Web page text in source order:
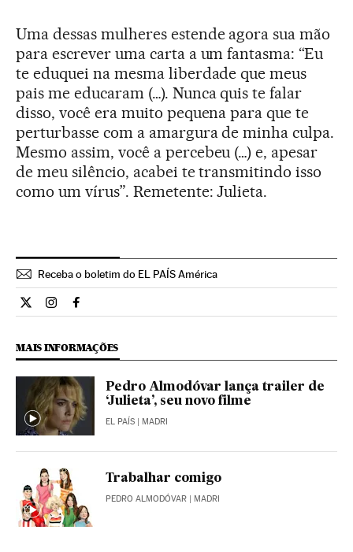
Uma dessas mulheres estende agora sua mão
para escrever uma carta a um fantasma: “Eu
te eduquei na mesma liberdade que meus
pais me educaram (…). Nunca quis te falar
disso, você era muito pequena para que te
perturbasse com a amargura de minha culpa.
Mesmo assim, você a percebeu (…) e, apesar
de meu silêncio, acabei te transmitindo isso
como um vírus”. Remetente: Julieta.
Receba o boletim do EL PAÍS América
Cultura El País Brasil en Twitter
Cultura El País Brasil en Instagram
Cultura El País Brasil en Facebook
MAIS INFORMAÇÕES
Pedro Almodóvar lança trailer de
‘Julieta’, seu novo filme
EL PAÍS | MADRI
Trabalhar comigo
PEDRO ALMODÓVAR | MADRI